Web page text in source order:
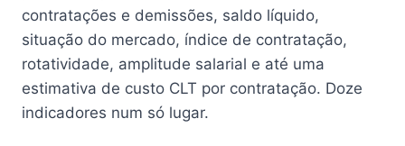
contratações e demissões, saldo líquido,
situação do mercado, índice de contratação,
rotatividade, amplitude salarial e até uma
estimativa de custo CLT por contratação. Doze
indicadores num só lugar.